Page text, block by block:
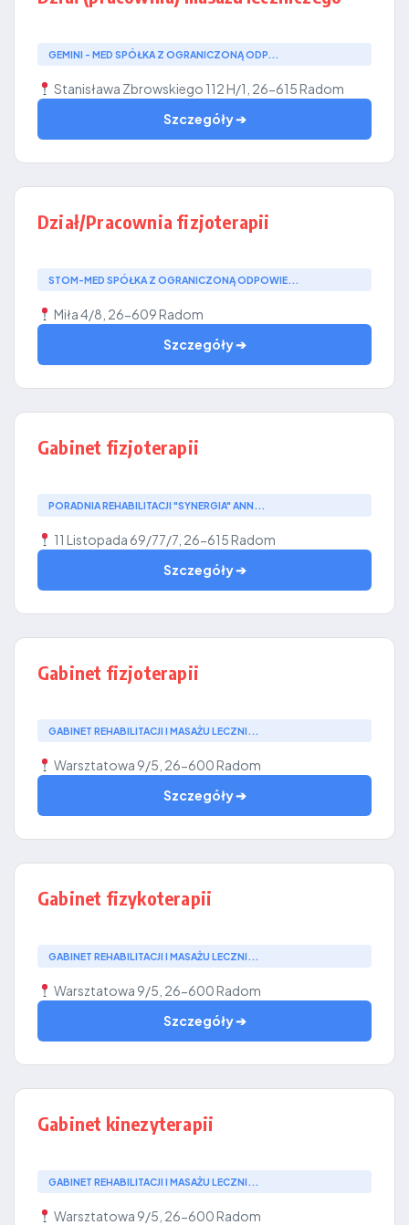
GEMINI - MED SPÓŁKA Z OGRANICZONĄ ODP...
Stanisława Zbrowskiego 112 H/1, 26-615 Radom
Szczegóły ➔
Dział/Pracownia fizjoterapii
STOM-MED SPÓŁKA Z OGRANICZONĄ ODPOWIE...
Miła 4/8, 26-609 Radom
Szczegóły ➔
Gabinet fizjoterapii
PORADNIA REHABILITACJI "SYNERGIA" ANN...
11 Listopada 69/77/7, 26-615 Radom
Szczegóły ➔
Gabinet fizjoterapii
GABINET REHABILITACJI I MASAŻU LECZNI...
Warsztatowa 9/5, 26-600 Radom
Szczegóły ➔
Gabinet fizykoterapii
GABINET REHABILITACJI I MASAŻU LECZNI...
Warsztatowa 9/5, 26-600 Radom
Szczegóły ➔
Gabinet kinezyterapii
GABINET REHABILITACJI I MASAŻU LECZNI...
Warsztatowa 9/5, 26-600 Radom